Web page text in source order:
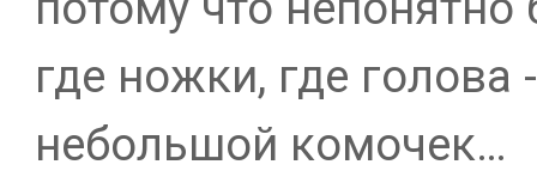
где ножки, где голова
небольшой комочек…